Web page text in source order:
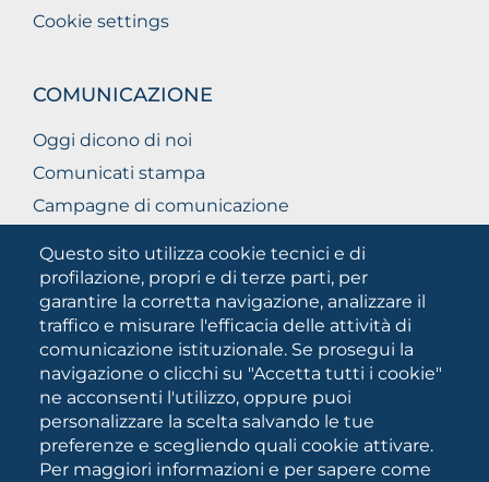
Questo sito utilizza cookie tecnici e di
profilazione, propri e di terze parti, per
garantire la corretta navigazione, analizzare il
traffico e misurare l'efficacia delle attività di
comunicazione istituzionale. Se prosegui la
navigazione o clicchi su "Accetta tutti i cookie"
ne acconsenti l'utilizzo, oppure puoi
personalizzare la scelta salvando le tue
preferenze e scegliendo quali cookie attivare.
Per maggiori informazioni e per sapere come
Cookie settings
COMUNICAZIONE
Oggi dicono di noi
Comunicati stampa
Campagne di comunicazione
Unifg Mag
Manuale di identità visiva
Facts and figures
SOCIAL
MEDIA